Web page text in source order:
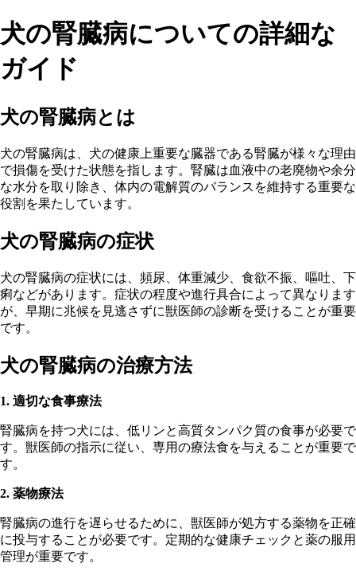
犬の腎臓病についての詳細な
ガイド
犬の腎臓病とは
犬の腎臓病は、犬の健康上重要な臓器である腎臓が様々な理由
で損傷を受けた状態を指します。腎臓は血液中の老廃物や余分
な水分を取り除き、体内の電解質のバランスを維持する重要な
役割を果たしています。
犬の腎臓病の症状
犬の腎臓病の症状には、頻尿、体重減少、食欲不振、嘔吐、下
痢などがあります。症状の程度や進行具合によって異なります
が、早期に兆候を見逃さずに獣医師の診断を受けることが重要
です。
犬の腎臓病の治療方法
1. 適切な食事療法
腎臓病を持つ犬には、低リンと高質タンパク質の食事が必要で
す。獣医師の指示に従い、専用の療法食を与えることが重要で
す。
2. 薬物療法
腎臓病の進行を遅らせるために、獣医師が処方する薬物を正確
に投与することが必要です。定期的な健康チェックと薬の服用
管理が重要です。